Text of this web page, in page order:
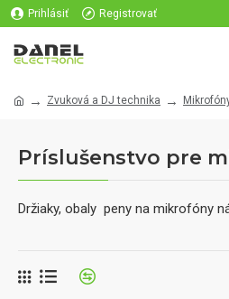
Prihlásiť Registrovať
Zvuková a DJ technika
Príslušenstvo pre
Držiaky, obaly peny na mikrofóny